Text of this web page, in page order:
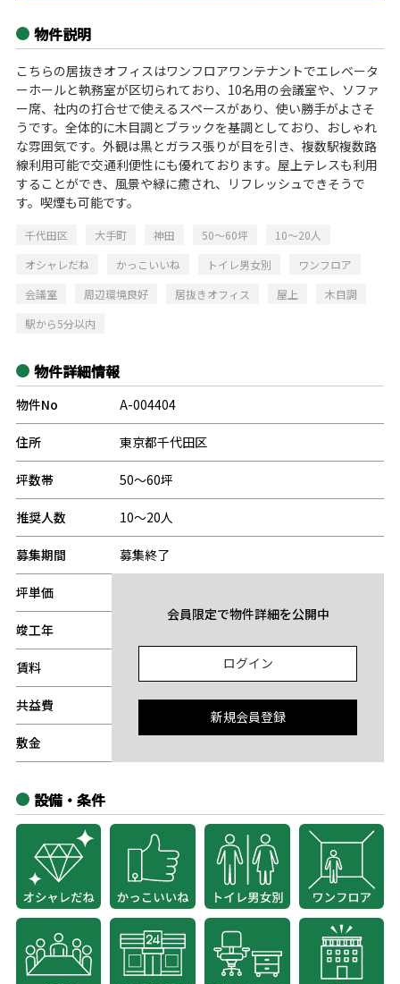
物件説明
こちらの居抜きオフィスはワンフロアワンテナントでエレベータ
ーホールと執務室が区切られており、10名用の会議室や、ソファ
ー席、社内の打合せで使えるスペースがあり、使い勝手がよさそ
うです。全体的に木目調とブラックを基調としており、おしゃれ
な雰囲気です。外観は黒とガラス張りが目を引き、複数駅複数路
線利用可能で交通利便性にも優れております。屋上テレスも利用
することができ、風景や緑に癒され、リフレッシュできそうで
す。喫煙も可能です。
千代田区 大手町 神田 50～60坪
10～20人
オシャレだね
かっこいいね トイレ男女別
ワンフロア
会議室
周辺環境良好 居抜きオフィス 屋上
木目調
駅から5分以内
物件詳細情報
物件No A-004404
住所 東京都千代田区
坪数帯 50～60坪
推奨人数 10～20人
募集期間 募集終了
坪単価
竣工年
賃料
共益費
敷金
会員限定で物件詳細を公開中
ログイン
新規会員登録
設備・条件